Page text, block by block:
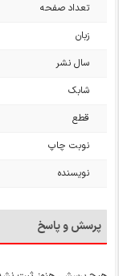
تعداد صفحه
زبان
سال نشر
شابک
قطع
نوبت چاپ
نویسنده
پرسش و پاسخ